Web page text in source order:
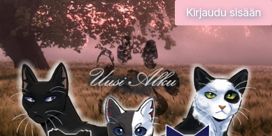
sisältöön
Kirjaudu sisään